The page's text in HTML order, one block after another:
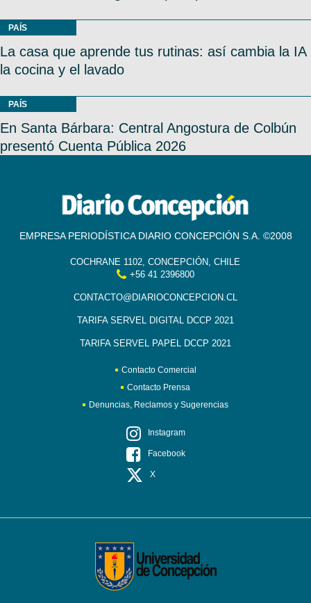
PAÍS
La casa que aprende tus rutinas: así cambia la IA
la cocina y el lavado
PAÍS
En Santa Bárbara: Central Angostura de Colbún
presentó Cuenta Pública 2026
EMPRESA PERIODÍSTICA DIARIO CONCEPCIÓN S.A. ©2008
COCHRANE 1102, CONCEPCIÓN, CHILE
+56 41 2396800
CONTACTO@DIARIOCONCEPCION.CL
TARIFA SERVEL DIGITAL DCCP 2021
TARIFA SERVEL PAPEL DCCP 2021
Contacto Comercial
Contacto Prensa
Denuncias, Reclamos y Sugerencias
Instagram
Facebook
X